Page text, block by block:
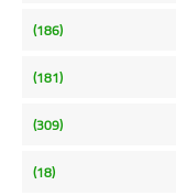
(186)
(181)
(309)
(18)